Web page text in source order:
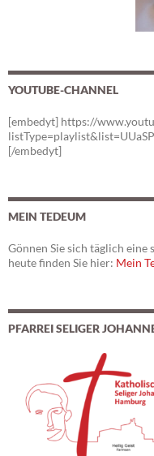
YOUTUBE-CHANNEL
[embedyt] https://
[/embedyt]
MEIN TEDEUM
Gönnen Sie sich täglich
heute finden Sie hier: Mein
PFARREI SELIGER